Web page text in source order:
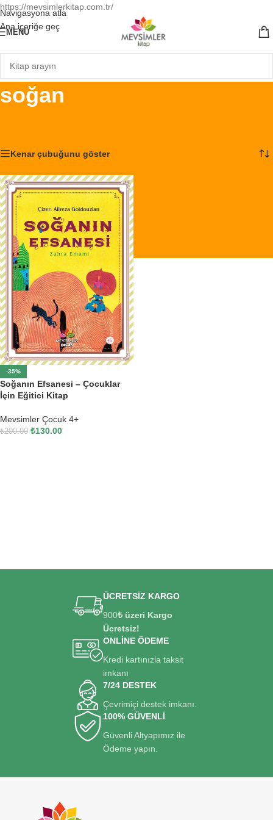
https://mevsimlerkitap.com.tr/
Navigasyona atla
Ana içeriğe geç
MENÜ
soğan
Kenar çubuğunu göster
-35%
Soğanın Efsanesi – Çocuklar
İçin Eğitici Kitap
Mevsimler Çocuk 4+
₺200.00 ₺130.00
ÜCRETSİZ KARGO
900₺ üzeri Kargo
Ücretsiz!
ONLİNE ÖDEME
Kredi kartınızla taksit
imkanı
7/24 DESTEK
Çevrimiçi destek imkanı.
100% GÜVENLİ
Güvenli Altyapımız ile
Ödeme yapın.